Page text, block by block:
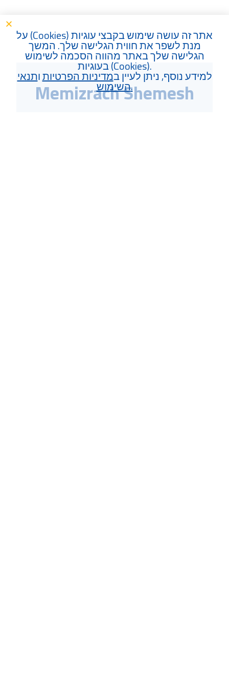
Memizrach Shemesh
אתר זה עושה שימוש בקבצי עוגיות (Cookies) על
מנת לשפר את חווית הגלישה שלך. המשך
הגלישה שלך באתר מהווה הסכמה לשימוש
בעוגיות (Cookies).
למידע נוסף, ניתן לעיין במדיניות הפרטיותותנאי
השימוש.